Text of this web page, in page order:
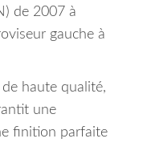
de 2007 à
gauche à
haute qualité,
une
finition parfaite